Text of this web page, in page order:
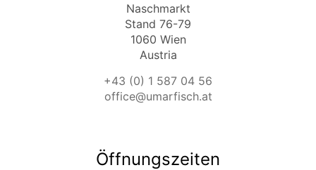
Naschmarkt
Stand 76-79
1060 Wien
Austria
+43 (0) 1 587 04 56
office@umarfisch.at
Öffnungszeiten